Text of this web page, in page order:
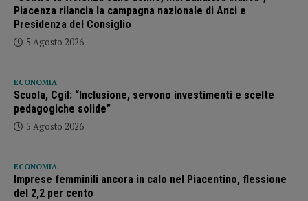
Piacenza rilancia la campagna nazionale di Anci e
Presidenza del Consiglio
5 Agosto 2026
ECONOMIA
Scuola, Cgil: “Inclusione, servono investimenti e scelte
pedagogiche solide”
5 Agosto 2026
ECONOMIA
Imprese femminili ancora in calo nel Piacentino, flessione
del 2,2 per cento